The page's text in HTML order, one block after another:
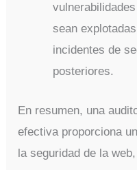
sean
incidentes de
posteriores.
En resumen, una
efectiva proporciona
la seguridad de la